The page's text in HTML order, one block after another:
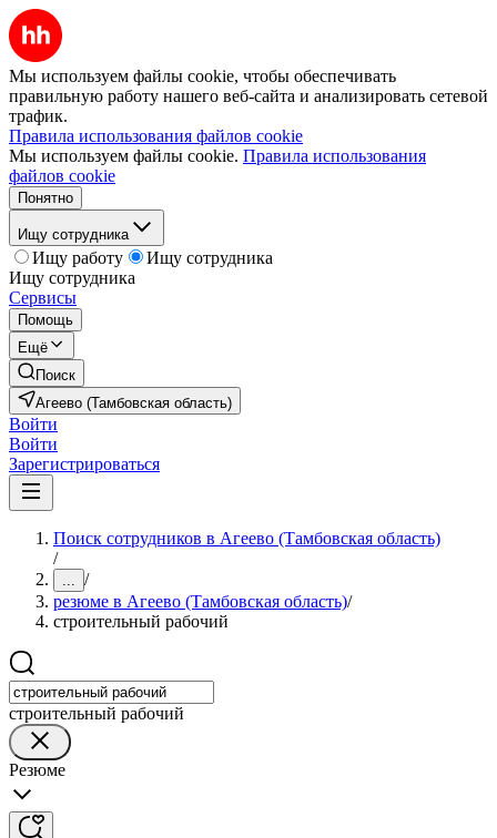
Мы используем файлы cookie, чтобы обеспечивать
правильную работу нашего веб-сайта и анализировать сетевой
трафик.
Правила использования файлов cookie
Мы используем файлы cookie. Правила использования
файлов cookie
Понятно
Ищу сотрудника
Ищу работу
Ищу сотрудника
Ищу сотрудника
Сервисы
Помощь
Ещё
Поиск
Агеево (Тамбовская область)
Войти
Войти
Зарегистрироваться
Поиск сотрудников в Агеево (Тамбовская область)
/
... /
резюме в Агеево (Тамбовская область)/
строительный рабочий
строительный рабочий
Резюме